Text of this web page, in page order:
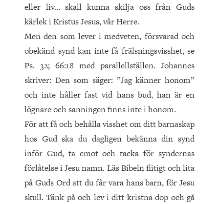
eller liv… skall kunna skilja oss från Guds
kärlek i Kristus Jesus, vår Herre.
Men den som lever i medveten, försvarad och
obekänd synd kan inte få frälsningsvisshet, se
Ps. 32; 66:18 med parallellställen. Johannes
skriver: Den som sä­ger: ”Jag känner honom”
och inte håller fast vid hans bud, han är en
lögnare och sanningen finns inte i honom.
För att få och behålla visshet om ditt barnaskap
hos Gud ska du dagligen bekänna din synd
inför Gud, ta emot och tacka för syndernas
förlåtelse i Jesu namn. Läs Bibeln flitigt och lita
på Guds Ord att du får vara hans barn, för Jesu
skull. Tänk på och lev i ditt kristna dop och gå